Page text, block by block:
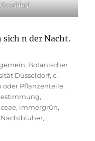
n der Nacht.
, Botanischer
Düsseldorf,c.-
oder Pflanzenteile,
,
, immergrün,
Nachtblüher,